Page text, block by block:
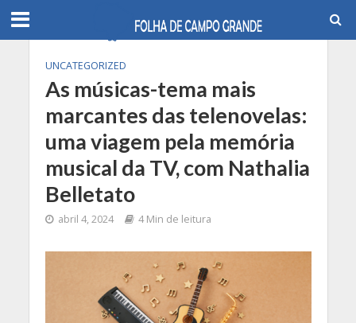
UNCATEGORIZED
As músicas-tema mais
marcantes das telenovelas:
uma viagem pela memória
musical da TV, com Nathalia
Belletato
abril 4, 2024 4 Min de leitura